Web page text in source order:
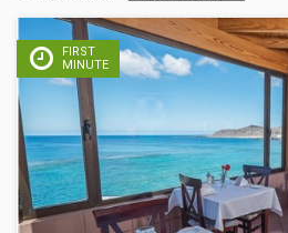
FIRST
MINUTE